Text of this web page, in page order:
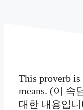
This proverb is
means. (이 속
대한 내용입니